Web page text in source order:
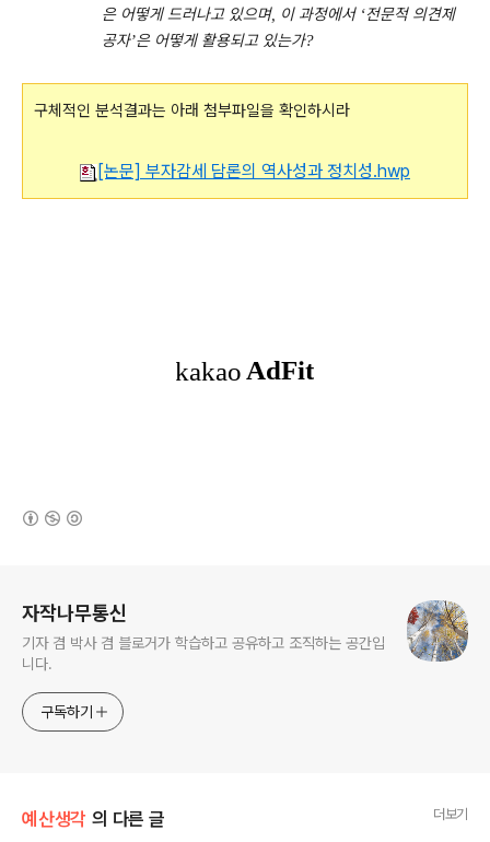
은 어떻게 드러나고 있으며, 이 과정에서 ‘전문적 의견제
공자’은 어떻게 활용되고 있는가?
구체적인 분석결과는 아래 첨부파일을 확인하시라
[논문] 부자감세 담론의 역사성과 정치성.hwp
자작나무통신
기자 겸 박사 겸 블로거가 학습하고 공유하고 조직하는 공간입
니다.
구독하기
예산생각 의 다른 글 더보기